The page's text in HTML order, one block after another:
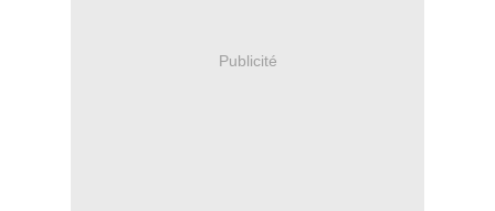
Publicité